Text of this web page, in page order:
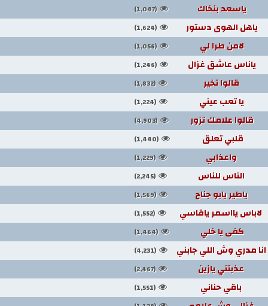
ياسعد بنخاك (1,047)
ياهل الهوى دستور (1,624)
لامن طرا لي (1,056)
ياناس عاشق غزال (1,246)
قالوا تخير (1,832)
يا تعب عيني (1,224)
قالوا علامك تزور (4,903)
قلبي تعلق (1,440)
واعذابي (1,229)
الناس للناس (2,245)
ياطير يابو جناح (1,569)
لاباس يااسمر ياقاسي (1,552)
كفى يا خلي (1,464)
انا مدري وش اللي جابني (4,231)
عذبتني يازين (2,467)
باقي حناني (1,551)